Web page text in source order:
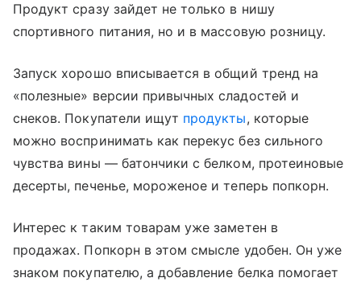
Продукт сразу зайдет не только в нишу
спортивного питания, но и в массовую розницу.
Запуск хорошо вписывается в общий тренд на
«полезные» версии привычных сладостей и
снеков. Покупатели ищут продукты, которые
можно воспринимать как перекус без сильного
чувства вины — батончики с белком, протеиновые
десерты, печенье, мороженое и теперь попкорн.
Интерес к таким товарам уже заметен в
продажах. Попкорн в этом смысле удобен. Он уже
знаком покупателю, а добавление белка помогает